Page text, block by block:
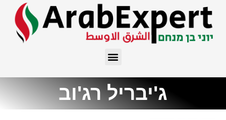
ג'יבריל רג'וב